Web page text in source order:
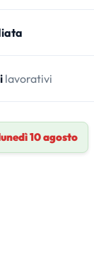
lavorativi
10 agosto